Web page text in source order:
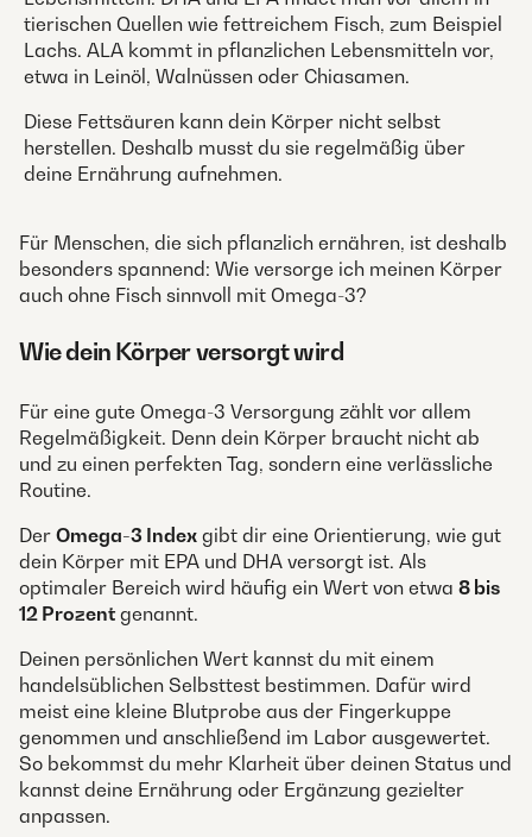
tierischen Quellen wie fettreichem Fisch, zum Beispiel
Lachs. ALA kommt in pflanzlichen Lebensmitteln vor,
etwa in Leinöl, Walnüssen oder Chiasamen.
Diese Fettsäuren kann dein Körper nicht selbst
herstellen. Deshalb musst du sie regelmäßig über
deine Ernährung aufnehmen.
Für Menschen, die sich pflanzlich ernähren, ist deshalb
besonders spannend: Wie versorge ich meinen Körper
auch ohne Fisch sinnvoll mit Omega-3?
Wie dein Körper versorgt wird
Für eine gute Omega-3 Versorgung zählt vor allem
Regelmäßigkeit. Denn dein Körper braucht nicht ab
und zu einen perfekten Tag, sondern eine verlässliche
Routine.
Der Omega-3 Index gibt dir eine Orientierung, wie gut
dein Körper mit EPA und DHA versorgt ist. Als
optimaler Bereich wird häufig ein Wert von etwa 8 bis
12 Prozent genannt.
Deinen persönlichen Wert kannst du mit einem
handelsüblichen Selbsttest bestimmen. Dafür wird
meist eine kleine Blutprobe aus der Fingerkuppe
genommen und anschließend im Labor ausgewertet.
So bekommst du mehr Klarheit über deinen Status und
kannst deine Ernährung oder Ergänzung gezielter
anpassen.